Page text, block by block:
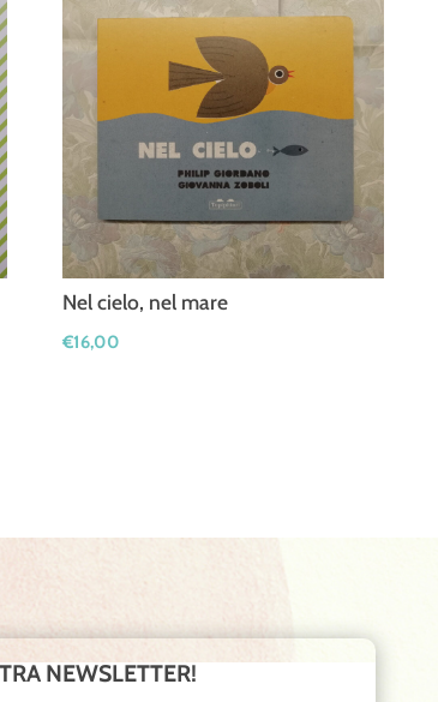
Nel cielo, nel mare
€16,00
NEWSLETTER!